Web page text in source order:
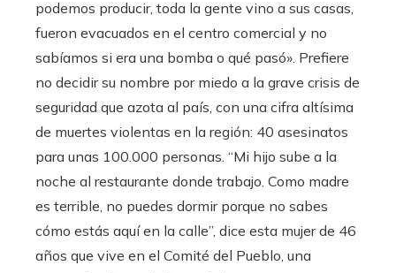
podemos producir, toda la gente vino a sus casas,
fueron evacuados en el centro comercial y no
sabíamos si era una bomba o qué pasó». Prefiere
no decidir su nombre por miedo a la grave crisis de
seguridad que azota al país, con una cifra altísima
de muertes violentas en la región: 40 asesinatos
para unas 100.000 personas. “Mi hijo sube a la
noche al restaurante donde trabajo. Como madre
es terrible, no puedes dormir porque no sabes
cómo estás aquí en la calle”, dice esta mujer de 46
años que vive en el Comité del Pueblo, una